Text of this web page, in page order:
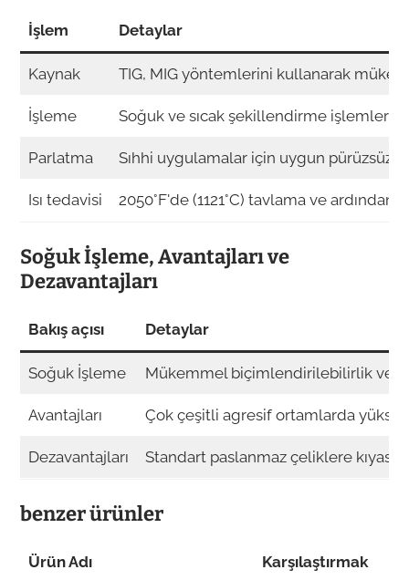
İşlem Detaylar
Kaynak TIG, MIG yöntemlerini kullanarak
İşleme Soğuk ve sıcak şekillendirme işlemleri.
Parlatma Sıhhi uygulamalar için uygun pürüzsüz
Isı tedavisi 2050°F'de (1121°C) tavlama ve ardından
Soğuk İşleme, Avantajları ve
Dezavantajları
Bakış açısı Detaylar
Soğuk İşleme Mükemmel biçimlendirilebilirlik ve
Avantajları Çok çeşitli agresif ortamlarda
Dezavantajları Standart paslanmaz çeliklere
benzer ürünler
Ürün Adı Karşılaştırmak